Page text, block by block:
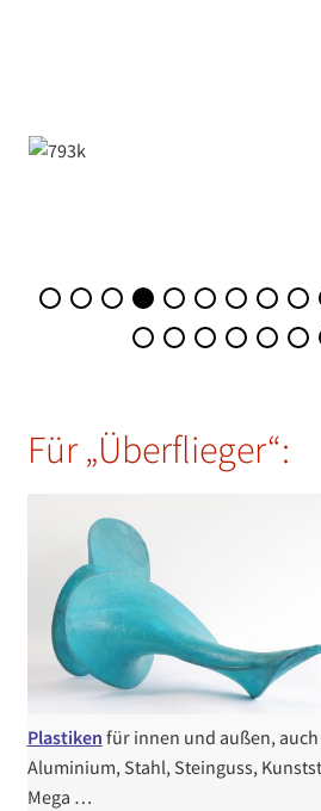
Für „Überflieger“:
Plastiken für innen und außen,
Aluminium, Stahl, Steinguss,
Mega …